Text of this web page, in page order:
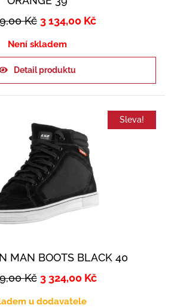
Kč 3 134,00 Kč
Není skladem
Detail produktu
Sleva!
MAN BOOTS BLACK 40
Kč 3 324,00 Kč
u dodavatele